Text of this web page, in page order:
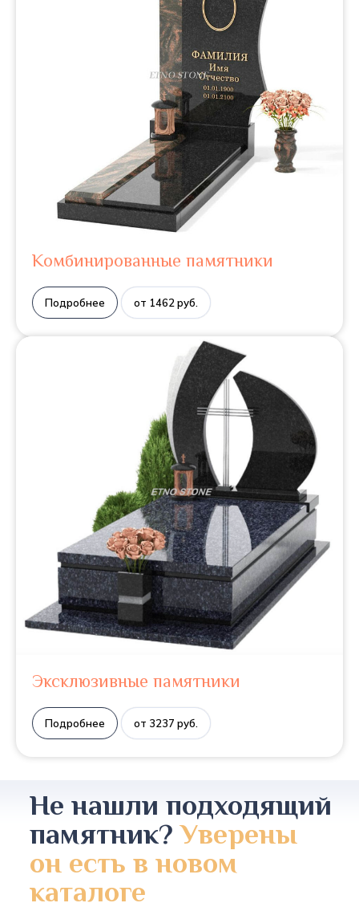
Комбинированные памятники
Подробнее от 1462 руб.
Эксклюзивные памятники
Подробнее от 3237 руб.
Не нашли подходящий
памятник?Уверены
он есть в новом
каталоге